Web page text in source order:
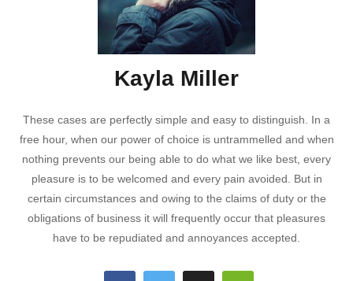
Kayla Miller
These cases are perfectly simple and easy to distinguish. In a
free hour, when our power of choice is untrammelled and when
nothing prevents our being able to do what we like best, every
pleasure is to be welcomed and every pain avoided. But in
certain circumstances and owing to the claims of duty or the
obligations of business it will frequently occur that pleasures
have to be repudiated and annoyances accepted.